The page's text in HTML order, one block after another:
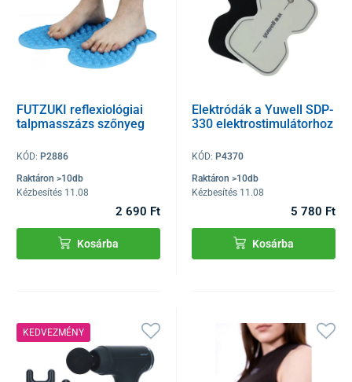
FUTZUKI reflexiológiai
talpmasszázs szőnyeg
KÓD: P2886
Raktáron >10db
Kézbesítés 11.08
2 690 Ft
Kosárba
Elektródák a Yuwell SDP-
330 elektrostimulátorhoz
KÓD: P4370
Raktáron >10db
Kézbesítés 11.08
5 780 Ft
Kosárba
KEDVEZMÉNY